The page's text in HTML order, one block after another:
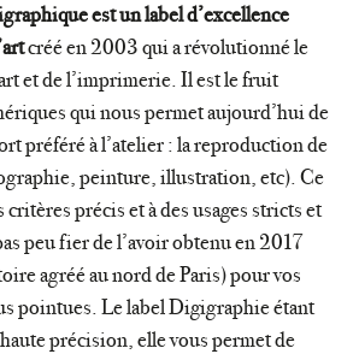
est un label d’excellence
créé en 2003 qui a révolutionné le
et de l’imprimerie. Il est le fruit
qui nous permet aujourd’hui de
préféré à l’atelier : la reproduction de
peinture, illustration, etc). Ce
critères précis et à des usages stricts et
peu fier de l’avoir obtenu en 2017
agréé au nord de Paris) pour vos
pointues. Le label Digigraphie étant
précision, elle vous permet de